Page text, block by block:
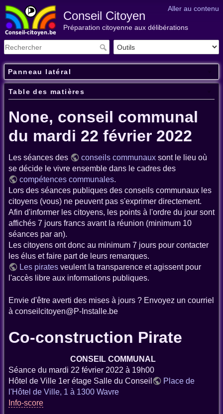
Aller au contenu
Conseil Citoyen
Préparation citoyenne aux délibérations
Panneau latéral
Table des matières
None, conseil communal
du mardi 22 février 2022
Les séances des conseils communaux sont le lieu où
se décide le vivre ensemble dans le cadres des
compétences communales.
Lors des séances publiques des conseils communaux les
citoyens (vous) ne peuvent pas s'exprimer directement.
Afin d'informer les citoyens, les points à l'ordre du jour sont
affichés 7 jours francs avant la réunion (minimum 10
séances par an).
Les citoyens ont donc au minimum 7 jours pour contacter
les élus et faire part de leurs remarques.
Les pirates veulent la transparence et agissent pour
l'accès libre aux informations publiques.
Envie d'être averti des mises à jours ? Envoyez un courriel
à conseilcitoyen@P-Installe.be
Co-construction Pirate
CONSEIL COMMUNAL
Séance du mardi 22 février 2022 à 19h00
Hôtel de Ville 1er étage Salle du Conseil
Place de
l'Hôtel de Ville, 1 à 1300 Wavre
Info-score